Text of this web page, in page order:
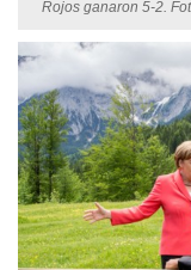
Rojos ganaron 5-2.